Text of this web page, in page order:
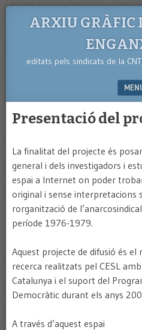
ARXIU GRÀFIC
editats pels sindicats de la
Presentació del
La finalitat del projecte és
general i dels investigadors i
espai a Internet on poder
original i sense interpretacions
rorganització de
període 1976-1979.
Aquest projecte de difusió és
recerca realitzats pel CESL
Catalunya i el suport del
Democràtic durant els anys
A través d’aquest espai